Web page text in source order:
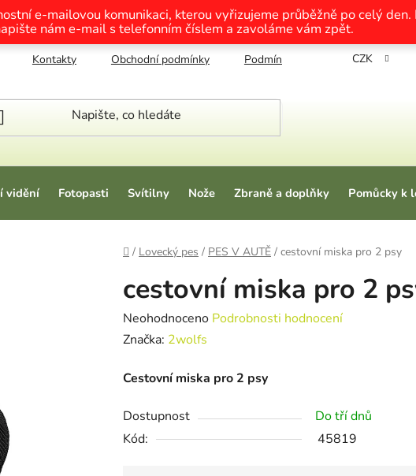
e-mailovou komunikaci, kterou vyřizujeme průběžně po celý
nám e-mail s telefonním číslem a zavoláme vám zpět.
Kontakty Obchodní podmínky Podmínky ochrany osobních údajů
CZK
vidění Fotopasti Svítilny Nože Zbraně a doplňky Pomůcky k
Domů
/ Lovecký pes / PES V AUTĚ / cestovní miska pro 2 psy
cestovní miska pro 2
Průměrné hodnocení produktu je 0,0 z 5 hvězdiček.
Neohodnoceno Podrobnosti hodnocení
Značka: 2wolfs
Cestovní miska pro 2 psy
Dostupnost
Do tří dnů
Kód:
45819